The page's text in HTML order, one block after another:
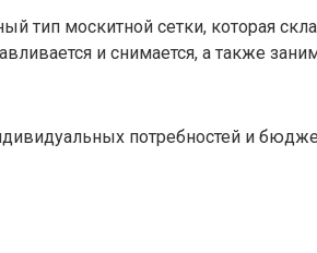
тип москитной сетки, которая
и снимается, а также
потребностей и